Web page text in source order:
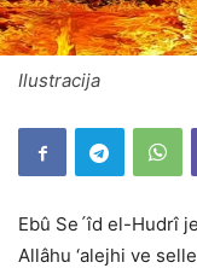
Ilustracija
Ebû Se´îd el-Hudrî
Allâhu ‘alejhi ve